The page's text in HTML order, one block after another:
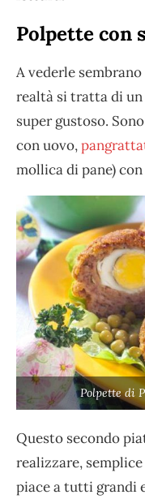
Polpette con
A vederle
realtà si tratta di
super gustoso.
con uovo,
mollica di pane)
Polpette di
Questo secondo
realizzare,
piace a tutti grandi